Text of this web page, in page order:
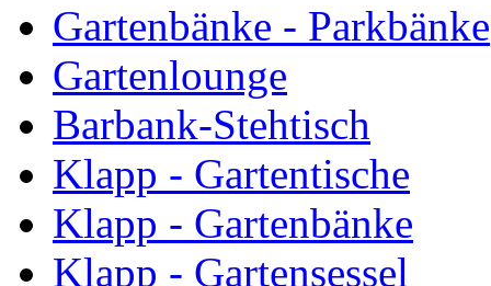
Gartenbänke - Parkbänke
Gartenlounge
Barbank-Stehtisch
Klapp - Gartentische
Klapp - Gartenbänke
Klapp - Gartensessel